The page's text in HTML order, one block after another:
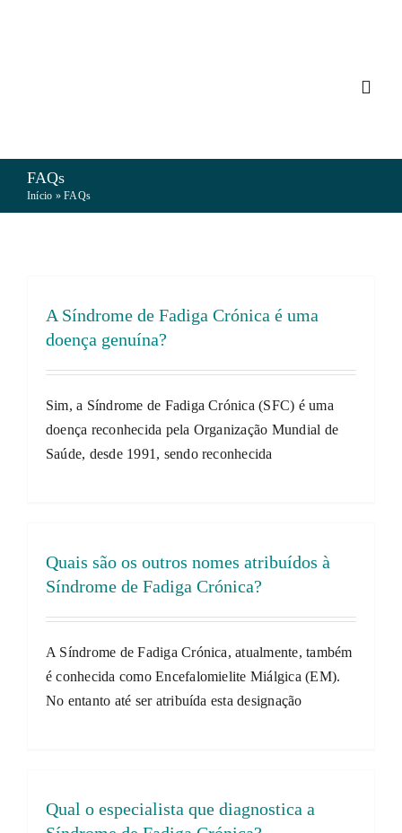
FAQs
Início »FAQs
A Síndrome de Fadiga Crónica é uma
doença genuína?
Sim, a Síndrome de Fadiga Crónica (SFC) é uma
doença reconhecida pela Organização Mundial de
Saúde, desde 1991, sendo reconhecida
Quais são os outros nomes atribuídos à
Síndrome de Fadiga Crónica?
A Síndrome de Fadiga Crónica, atualmente, também
é conhecida como Encefalomielite Miálgica (EM).
No entanto até ser atribuída esta designação
Qual o especialista que diagnostica a